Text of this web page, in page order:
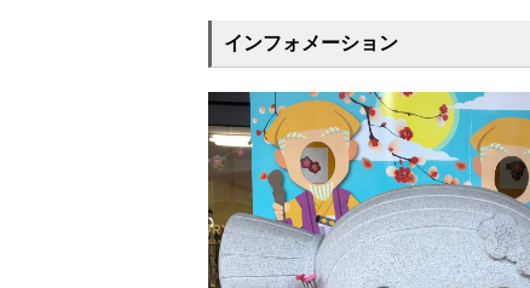
インフォメーション